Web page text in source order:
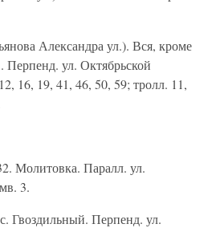
Александра ул.). Вся, кроме
ул. Октябрьской
16, 19, 41, 46, 50, 59; тролл. 11,
Молитовка. Паралл. ул.
3.
Гвоздильный. Перпенд. ул.